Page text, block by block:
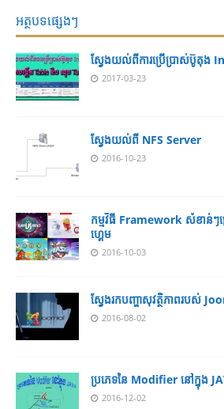
អត្ថបទផ្សេងៗ
ស្វែងយល់ពីការប្រើប្រាស់ប៊ូតុង
2017-03-23
ស្វែងយល់ពី NFS Server
2016-10-23
កម្មវិធី Framework សំខាន់ៗប្
ហ្គេម
2016-10-03
ស្វែងរកបញ្ហាសុវត្ថិភាពរបស់
2016-08-02
ប្រភេទនៃ Modifier នៅក្នុង
2016-12-02